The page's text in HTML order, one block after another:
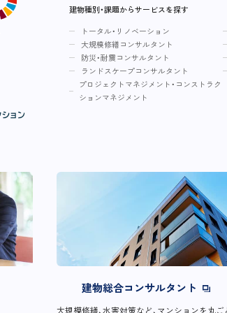
建物種別・課題からサービスを探す
トータル・リノベーション
大規模修繕コンサルタント
防災・耐震コンサルタント
ランドスケープコンサルタント
プロジェクトマネジメント・コンストラク
ションマネジメント
建物総合コンサルタント
大規模修繕、水害対策など、マンションを丸ご